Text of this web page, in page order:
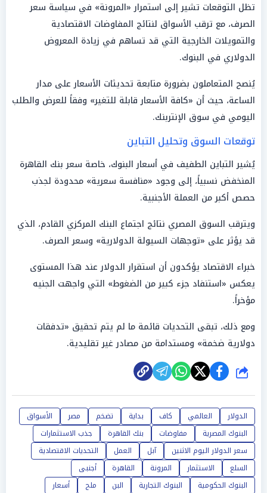
تظل التوقعات تشير إلى استمرار «المرونة» في سياسة سعر
الصرف، مع ترقب الأسواق لنتائج المفاوضات الاقتصادية
والتمويلات الخارجية التي قد تساهم في زيادة المعروض
الدولاري في البنوك.
يُنصح المتعاملون بضرورة متابعة تحديثات الأسعار على مدار
الساعة، حيث أن «كافة الأسعار قابلة للتغير» وفقاً للعرض والطلب
اليومي في سوق الإنتربنك.
توقعات السوق وتحليل التباين
يُشير التباين الطفيف في أسعار البنوك، خاصة سعر بنك القاهرة
المنخفض نسبياً، إلى وجود «منافسة سعرية» محدودة لجذب
حصص أكبر من العملة الأجنبية.
ويترقب السوق المصري نتائج اجتماع البنك المركزي القادم، الذي
قد يؤثر على «توجهات السيولة الدولارية» وسعر الصرف.
خبراء الاقتصاد يؤكدون أن استقرار الدولار عند هذا المستوى
يعكس «استنفاد جزء كبير من الضغوط» التي واجهت الجنيه
مؤخراً.
ومع ذلك، تبقى التحديات قائمة ما لم يتم تحقيق «تدفقات
دولارية ضخمة» ومستدامة من مصادر غير تقليدية.
شارك
الدولار العالمي كاف بداية تضخم مصر
الأسواق
البنوك المصرية
مفاوضات بنك القاهرة
جذب الاستثمارات
سعر الدولار اليوم الاثنين
آبل العمل
التحديات الاقتصادية
السلع
الاستثمار المرونة القاهرة
أجنبى
البنوك الحكومية
البنوك التجارية البن ملح
أسعار